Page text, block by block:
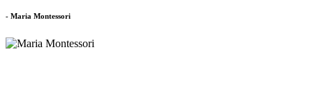
- Maria Montessori